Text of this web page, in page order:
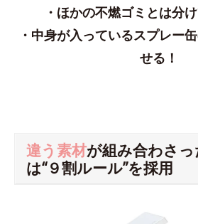
・ほかの不燃ゴミとは分
・中身が入っているスプレー
せる！
違う素材が組み合わさ
は“９割ルール”を採用